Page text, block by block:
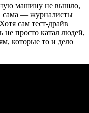
машину не вышло,
сама — журналисты
сам тест-драйв
не просто катал людей,
которые то и дело